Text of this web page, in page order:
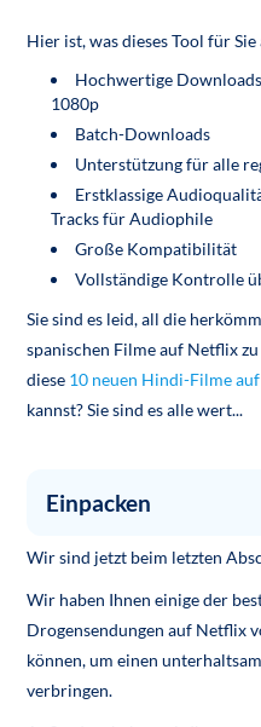
Hier ist, was dieses Tool für Sie
Hochwertige
1080p
Batch-Downloads
Unterstützung für alle
Erstklassige
Tracks für Audiophile
Große Kompatibilität
Vollständige Kontrolle
Sie sind es leid, all die
spanischen Filme auf Netflix
diese 10 neuen Hindi-Filme
kannst? Sie sind es alle wert...
Einpacken
Wir sind jetzt beim letzten
Wir haben Ihnen einige der
Drogensendungen auf Netflix
können, um einen
verbringen.